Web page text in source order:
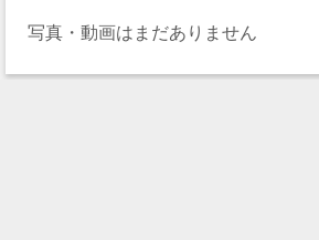
写真・動画はまだありません